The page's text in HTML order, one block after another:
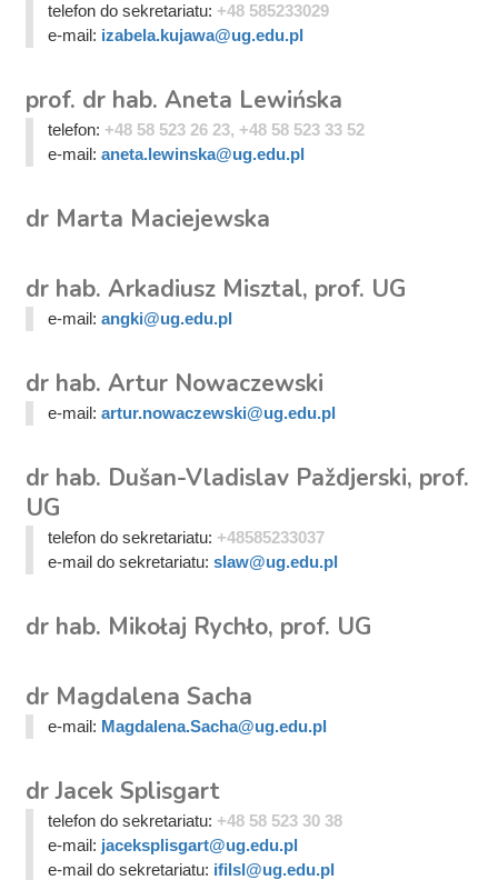
telefon do sekretariatu: +48 585233029
e-mail: izabela.kujawa@ug.edu.pl
prof. dr hab. Aneta Lewińska
telefon: +48 58 523 26 23, +48 58 523 33 52
e-mail: aneta.lewinska@ug.edu.pl
dr Marta Maciejewska
dr hab. Arkadiusz Misztal, prof. UG
e-mail: angki@ug.edu.pl
dr hab. Artur Nowaczewski
e-mail: artur.nowaczewski@ug.edu.pl
dr hab. Dušan-Vladislav Paždjerski, prof.
UG
telefon do sekretariatu: +48585233037
e-mail do sekretariatu: slaw@ug.edu.pl
dr hab. Mikołaj Rychło, prof. UG
dr Magdalena Sacha
e-mail: Magdalena.Sacha@ug.edu.pl
dr Jacek Splisgart
telefon do sekretariatu: +48 58 523 30 38
e-mail: jaceksplisgart@ug.edu.pl
e-mail do sekretariatu: ifilsl@ug.edu.pl